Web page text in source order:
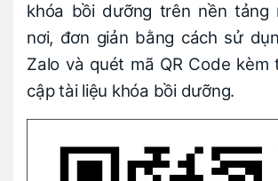
khóa bồi dưỡng trên nền tảng
nơi, đơn giản bằng cách sử
Zalo và quét mã QR Code
cập tài liệu khóa bồi dưỡng.